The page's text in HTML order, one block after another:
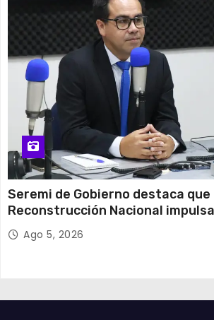
Seremi de Gobierno destaca que
Reconstrucción Nacional
y el empleo en Tarapacá
Ago 5, 2026